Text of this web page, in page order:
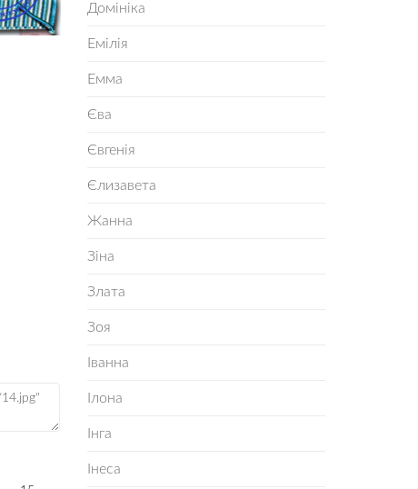
Домініка
Емілія
Емма
Єва
Євгенія
Єлизавета
Жанна
Зіна
Злата
Зоя
Іванна
Ілона
Інга
Інеса